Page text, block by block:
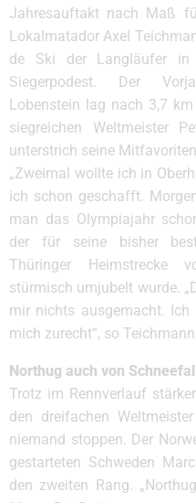
Jahresauftakt nach Maß
Lokalmatador Axel
de Ski der Langläufer
Siegerpodest. Der
Lobenstein lag nach 3,7
siegreichen Weltmeister
unterstrich seine
„Zweimal wollte ich in
ich schon geschafft.
man das Olympiajahr
der für seine bisher
Thüringer Heimstrecke
stürmisch umjubelt wurde.
mir nichts ausgemacht.
mich zurecht“, so
Northug auch von
Trotz im Rennverlauf
den dreifachen
niemand stoppen. Der
gestarteten Schweden
den zweiten Rang.